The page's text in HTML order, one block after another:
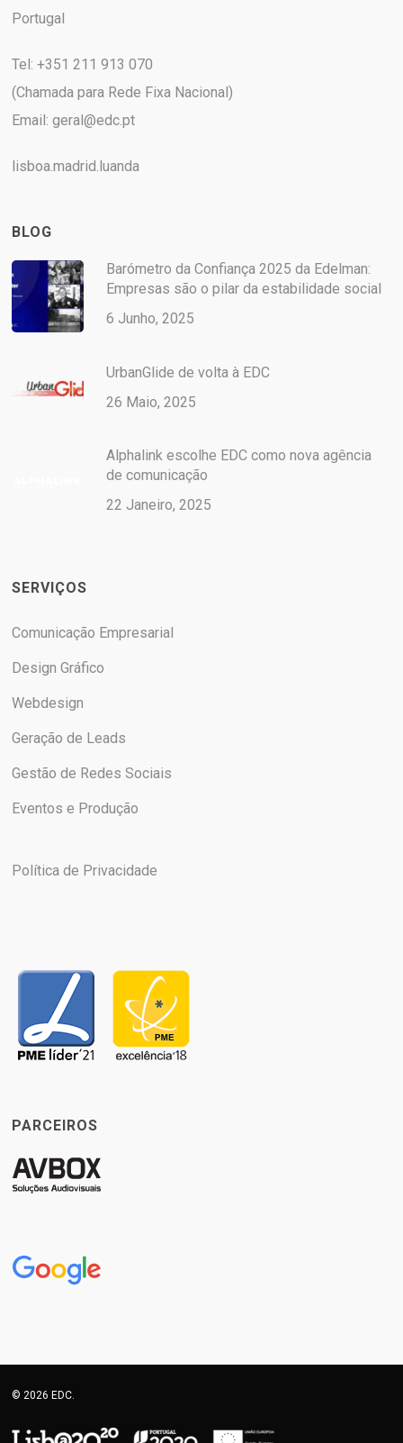
Portugal
Tel: +351 211 913 070
(Chamada para Rede Fixa Nacional)
Email:geral@edc.pt
lisboa.madrid.luanda
BLOG
Barómetro da Confiança 2025 da Edelman:
Empresas são o pilar da estabilidade social
6 Junho, 2025
UrbanGlide de volta à EDC
26 Maio, 2025
Alphalink escolhe EDC como nova agência
de comunicação
22 Janeiro, 2025
SERVIÇOS
Comunicação Empresarial
Design Gráfico
Webdesign
Geração de Leads
Gestão de Redes Sociais
Eventos e Produção
Política de Privacidade
PARCEIROS
© 2026 EDC.